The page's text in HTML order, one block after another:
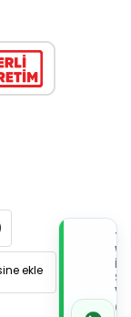
ekle
İLE